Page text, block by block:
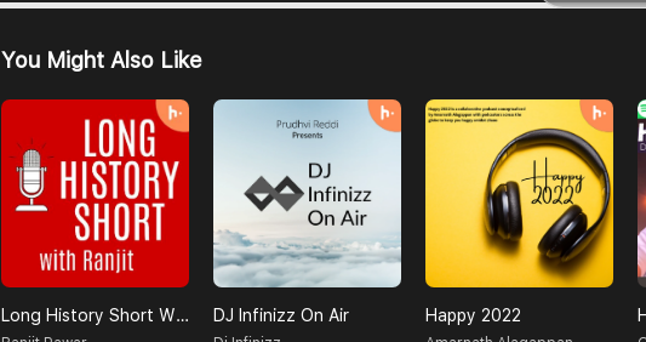
You Might Also Like
Long History Short With Ranjit DJ Infinizz On Air Happy 2022